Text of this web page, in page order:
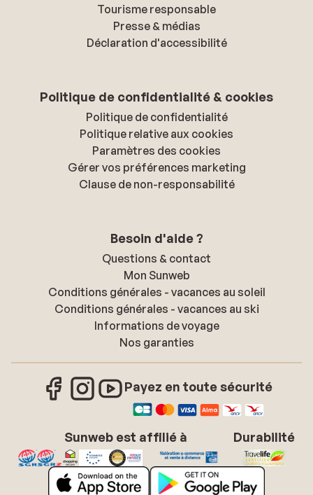
Tourisme responsable
Presse & médias
Déclaration d'accessibilité
Politique de confidentialité & cookies
Politique de confidentialité
Politique relative aux cookies
Paramètres des cookies
Gérer vos préférences marketing
Clause de non-responsabilité
Besoin d'aide ?
Questions & contact
Mon Sunweb
Conditions générales - vacances au soleil
Conditions générales - vacances au ski
Informations de voyage
Nos garanties
Payez en toute sécurité
Sunweb est affilié à Durabilité